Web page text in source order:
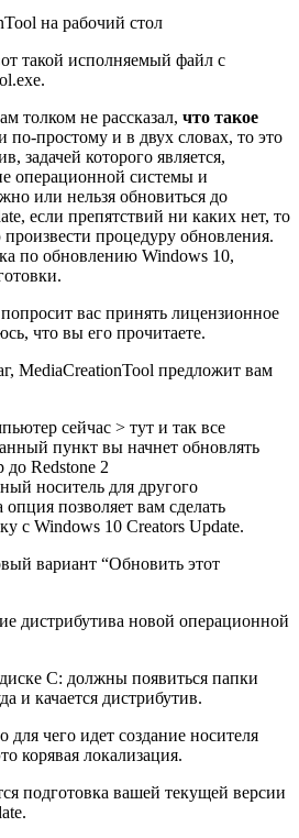
на рабочий стол
такой исполняемый файл с
толком не рассказал, что такое
по-простому и в двух словах, то это
задачей которого является,
операционной системы и
или нельзя обновиться до
если препятствий ни каких нет, то
процедуру обновления.
по обновлению Windows 10,
вас принять лицензионное
что вы его прочитаете.
MediaCreationTool предложит вам
сейчас > тут и так все
пункт вы начнет обновлять
Redstone 2
носитель для другого
позволяет вам сделать
с Windows 10 Creators Update.
вариант “Обновить этот
дистрибутива новой операционной
C: должны появиться папки
и качается дистрибутив.
для чего идет создание носителя
корявая локализация.
подготовка вашей текущей версии